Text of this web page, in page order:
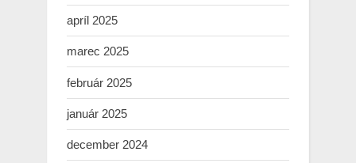
apríl 2025
marec 2025
február 2025
január 2025
december 2024